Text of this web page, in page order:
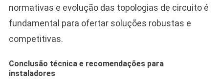
normativas e evolução das topologias de circuito é
fundamental para ofertar soluções robustas e
competitivas.
Conclusão técnica e recomendações para
instaladores